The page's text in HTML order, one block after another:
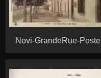
Novi-GrandeRue-Poste